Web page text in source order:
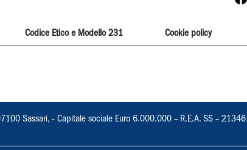
Codice Etico e Modello 231 Cookie policy
Sassari, - Capitale sociale Euro 6.000.000 – R.E.A. SS –